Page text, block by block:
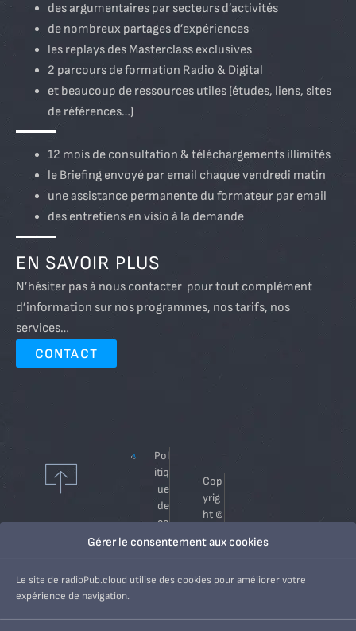
Gérer le consentement aux cookies
Le site de radioPub.cloud utilise des cookies pour améliorer votre
expérience de navigation.
des argumentaires par secteurs d’activités
de nombreux partages d’expériences
les replays des Masterclass exclusives
2 parcours de formation Radio & Digital
et beaucoup de ressources utiles (études, liens, sites
de références…)
12 mois de consultation & téléchargements illimités
le Briefing envoyé par email chaque vendredi matin
une assistance permanente du formateur par email
des entretiens en visio à la demande
EN SAVOIR PLUS
N’hésiter pas à nous contacter pour tout complément
d’information sur nos programmes, nos tarifs, nos
services…
CONTACT
Pol
itiq
ue
de
co
nfi
de
Me
Cop
yrig
ht ©
6
oPu